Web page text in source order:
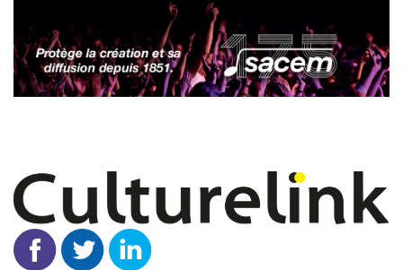
contenu
principal